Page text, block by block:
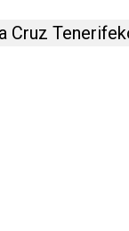
F. Tenerife